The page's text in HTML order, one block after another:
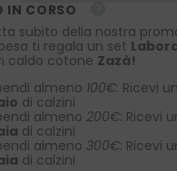
Blu
Avion
IN CORSO
subito della nostra
ti regala un set
caldo cotone Zazà!
almeno 100€: Ricevi
di calzini
almeno200€: Ricevi
di calzini
almeno 300€: Ricevi
di calzini